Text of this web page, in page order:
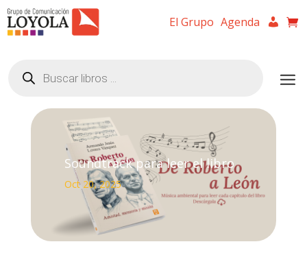
El Grupo Agenda
productos
Soundtrack para leer el libro
Oct 20, 2025